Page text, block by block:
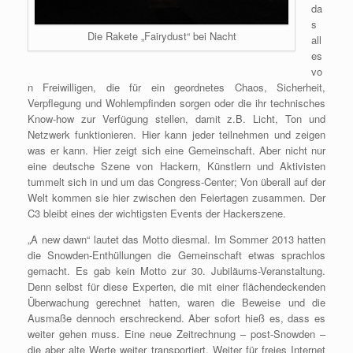
Die Rakete „Fairydust“ bei Nacht
da
s
all
es
vo
n Freiwilligen, die für ein geordnetes Chaos, Sicherheit,
Verpflegung und Wohlempfinden sorgen oder die ihr technisches
Know-how zur Verfügung stellen, damit z.B. Licht, Ton und
Netzwerk funktionieren. Hier kann jeder teilnehmen und zeigen
was er kann. Hier zeigt sich eine Gemeinschaft. Aber nicht nur
eine deutsche Szene von Hackern, Künstlern und Aktivisten
tummelt sich in und um das Congress-Center; Von überall auf der
Welt kommen sie hier zwischen den Feiertagen zusammen. Der
C3 bleibt eines der wichtigsten Events der Hackerszene.
„A new dawn“ lautet das Motto diesmal. Im Sommer 2013 hatten
die Snowden-Enthüllungen die Gemeinschaft etwas sprachlos
gemacht. Es gab kein Motto zur 30. Jubiläums-Veranstaltung.
Denn selbst für diese Experten, die mit einer flächendeckenden
Überwachung gerechnet hatten, waren die Beweise und die
Ausmaße dennoch erschreckend. Aber sofort hieß es, dass es
weiter gehen muss. Eine neue Zeitrechnung – post-Snowden –
die aber alte Werte weiter transportiert. Weiter für freies Internet